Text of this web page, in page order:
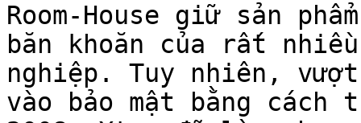
Room-House giữ sản
băn khoăn của rất
nghiệp. Tuy nhiên,
vào bảo mật bằng cách